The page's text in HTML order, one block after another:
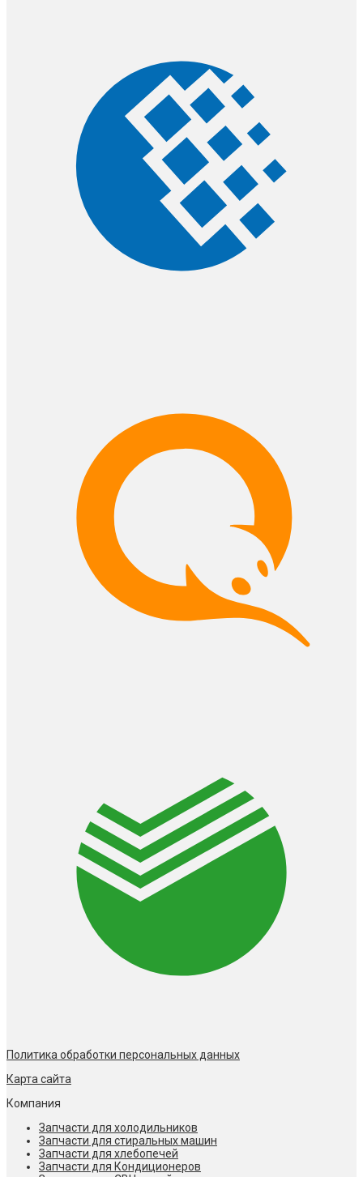
Политика обработки персональных данных
Карта сайта
Компания
Запчасти для холодильников
Запчасти для стиральных машин
Запчасти для хлебопечей
Запчасти для Кондиционеров